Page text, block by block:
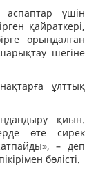
үшін
қайраткері,
орындалған
шегіне
ұлттық
қиын.
өте сирек
– деп
бөлісті.